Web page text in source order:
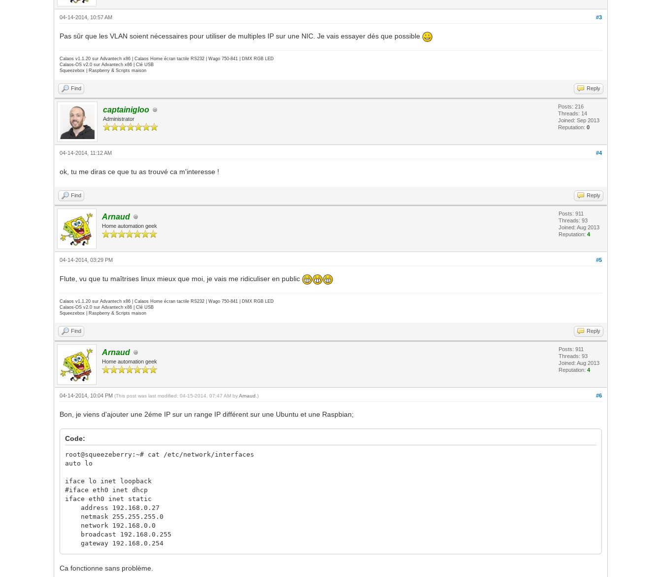
#3
04-14-2014, 10:57 AM
Pas sûr que les VLAN soient nécessaires pour utiliser de multiples IP sur une NIC. Je vais essayer dés que possible
Calaos v1.1.20 sur Advantech x86 | Calaos Home écran tactile RS232 | Wago 750-841 | DMX RGB LED
Calaos-OS v2.0 sur Advantech x86 | Clé USB
Squeezebox | Raspberry & Scripts maison
Find Reply
captainigloo
Administrator
Posts: 216
Threads: 14
Joined: Sep 2013
Reputation:0
#4
04-14-2014, 11:12 AM
ok, tu me diras ce que tu as trouvé ca m'interesse !
Find Reply
Arnaud
Home automation geek
Posts: 911
Threads: 93
Joined: Aug 2013
Reputation:4
#5
04-14-2014, 03:29 PM
Flute, vu que tu maîtrises linux mieux que moi, je vais me ridiculiser en public
Calaos v1.1.20 sur Advantech x86 | Calaos Home écran tactile RS232 | Wago 750-841 | DMX RGB LED
Calaos-OS v2.0 sur Advantech x86 | Clé USB
Squeezebox | Raspberry & Scripts maison
Find Reply
Arnaud
Home automation geek
Posts: 911
Threads: 93
Joined: Aug 2013
Reputation:4
#6
04-14-2014, 10:04 PM(This post was last modified: 04-15-2014, 07:47 AM byArnaud .)
Bon, je viens d'ajouter une 2éme IP sur un range IP différent sur une Ubuntu et une Raspbian;
Code:
root@squeezeberry:~# cat /etc/network/interfaces
auto lo
iface lo inet loopback
#iface eth0 inet dhcp
iface eth0 inet static
address 192.168.0.27
netmask 255.255.255.0
network 192.168.0.0
broadcast 192.168.0.255
gateway 192.168.0.254
iface eth0:0 inet static
Ca fonctionne sans problème.